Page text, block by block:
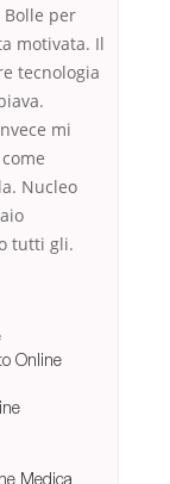
per
motivata. Il
tecnologia
mi
Nucleo
tutti gli.
Online
Medica